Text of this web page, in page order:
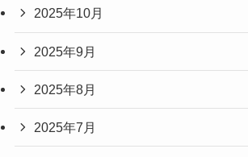
2025年10月
2025年9月
2025年8月
2025年7月